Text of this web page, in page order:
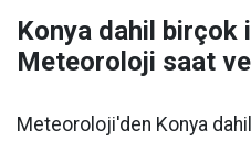
Konya dahil birçok
Meteoroloji saat
Meteoroloji'den Konya